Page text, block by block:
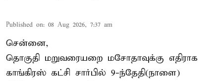
Published on: 08 Aug 2026, 7:37 am
சென்னை,
தொகுதி மறுவரையறை மசோதாவுக்கு எதிராக
காங்கிரஸ் கட்சி சார்பில் 9-ந்தேதி(நாளை)